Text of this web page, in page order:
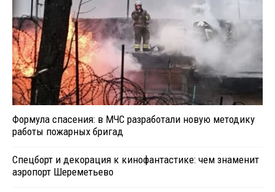
Формула спасения: в МЧС разработали новую методику
работы пожарных бригад
Спецборт и декорация к кинофантастике: чем знаменит
аэропорт Шереметьево